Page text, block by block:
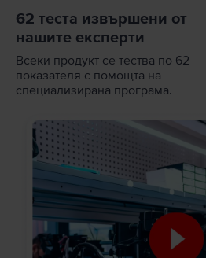
62 теста извършени от
нашите експерти
Всеки продукт се тества по 62
показателя с помощта на
специализирана програма.